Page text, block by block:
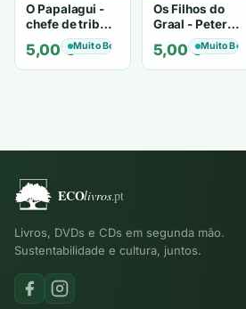
O Papalagui -
chefe de tribo
de tiavéa
5,00€Muito Bom
Os Filhos do
Graal - Peter
Berling
5,00€Muito Bom
Livros, DVDs e CDs em segunda mão.
Sustentabilidade e cultura, juntos.